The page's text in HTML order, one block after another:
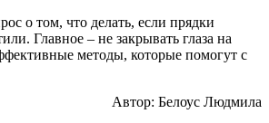
о том, что делать, если прядки
Главное – не закрывать глаза на
методы, которые помогут с
Автор: Белоус Людмила